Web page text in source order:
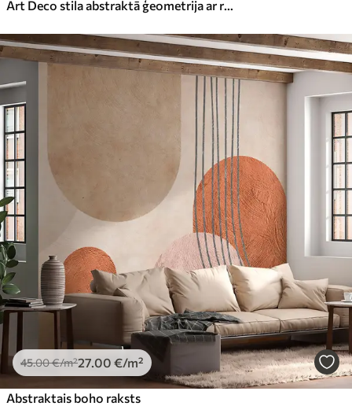
45.00€/m²27 .00 €/m²
Abstraktais boho raksts